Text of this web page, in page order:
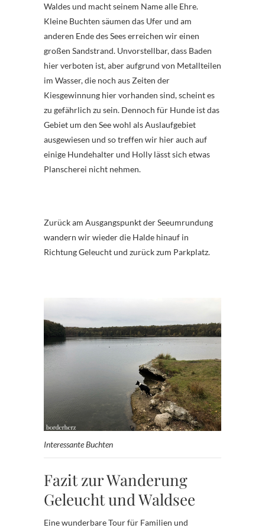
Waldes und macht seinem Name alle Ehre.
Kleine Buchten säumen das Ufer und am
anderen Ende des Sees erreichen wir einen
großen Sandstrand. Unvorstellbar, dass Baden
hier verboten ist, aber aufgrund von Metallteilen
im Wasser, die noch aus Zeiten der
Kiesgewinnung hier vorhanden sind, scheint es
zu gefährlich zu sein. Dennoch für Hunde ist das
Gebiet um den See wohl als Auslaufgebiet
ausgewiesen und so treffen wir hier auch auf
einige Hundehalter und Holly lässt sich etwas
Planscherei nicht nehmen.
Zurück am Ausgangspunkt der Seeumrundung
wandern wir wieder die Halde hinauf in
Richtung Geleucht und zurück zum Parkplatz.
Interessante Buchten
Fazit zur Wanderung
Geleucht und Waldsee
Eine wunderbare Tour für Familien und